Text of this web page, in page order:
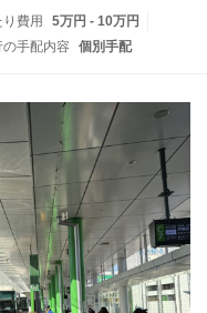
費用
5万円 - 10万円
の手配内容 個別手配